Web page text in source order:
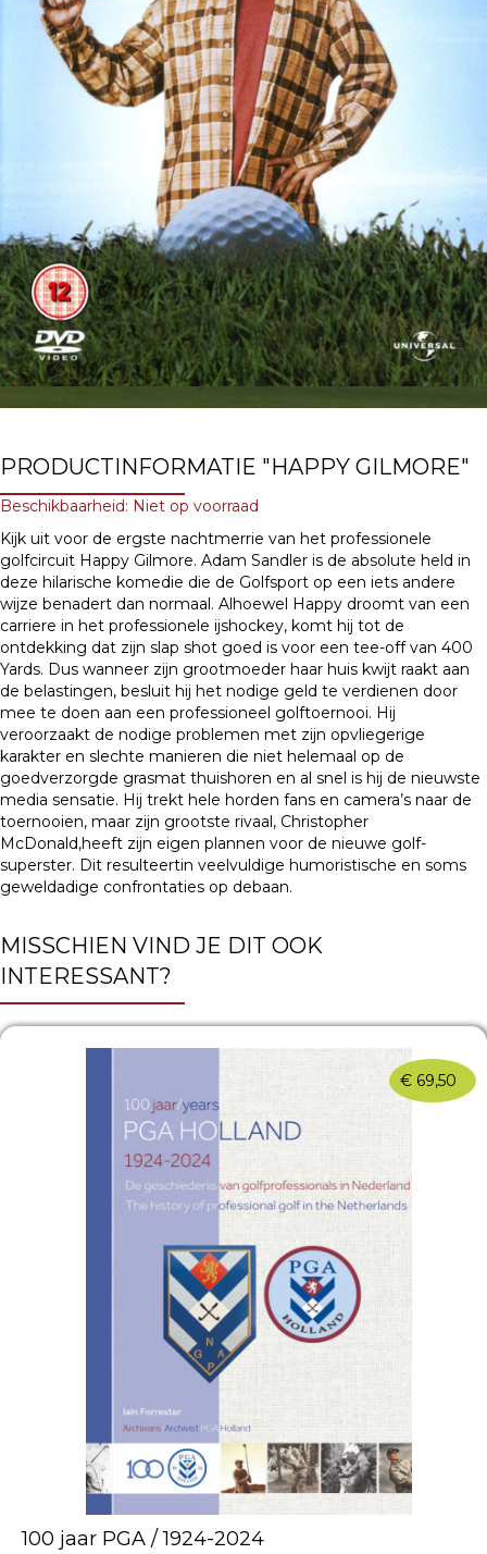
PRODUCTINFORMATIE "HAPPY GILMORE"
Beschikbaarheid: Niet op voorraad
Kijk uit voor de ergste nachtmerrie van het professionele
golfcircuit Happy Gilmore. Adam Sandler is de absolute held in
deze hilarische komedie die de Golfsport op een iets andere
wijze benadert dan normaal. Alhoewel Happy droomt van een
carriere in het professionele ijshockey, komt hij tot de
ontdekking dat zijn slap shot goed is voor een tee-off van 400
Yards. Dus wanneer zijn grootmoeder haar huis kwijt raakt aan
de belastingen, besluit hij het nodige geld te verdienen door
mee te doen aan een professioneel golftoernooi. Hij
veroorzaakt de nodige problemen met zijn opvliegerige
karakter en slechte manieren die niet helemaal op de
goedverzorgde grasmat thuishoren en al snel is hij de nieuwste
media sensatie. Hij trekt hele horden fans en camera’s naar de
toernooien, maar zijn grootste rivaal, Christopher
McDonald,heeft zijn eigen plannen voor de nieuwe golf-
superster. Dit resulteertin veelvuldige humoristische en soms
geweldadige confrontaties op debaan.
MISSCHIEN VIND JE DIT OOK
INTERESSANT?
€ 69,50
100 jaar PGA / 1924-2024